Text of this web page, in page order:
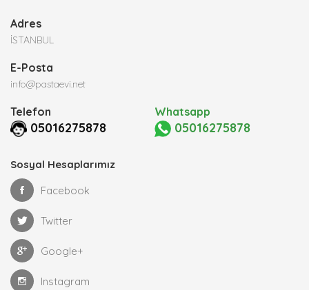
Adres
İSTANBUL
E-Posta
info@pastaevi.net
Telefon
05016275878
Whatsapp
05016275878
Sosyal Hesaplarımız
Facebook
Twitter
Google+
Instagram